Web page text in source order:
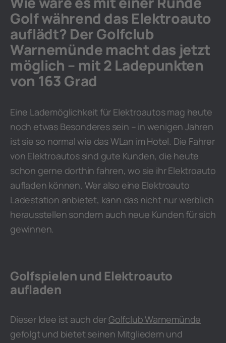
Golf während das Elektroauto
auflädt? Der Golfclub
Warnemünde macht das jetzt
möglich – mit 2 Ladepunkten
von 163 Grad
Eine Lademöglichkeit für Elektroautos mag heute
noch etwas Besonderes sein – in wenigen Jahren
ist sie so normal wie das WLan im Hotel. Die Fahrer
von Elektroautos sind gute Kunden, die heute
schon gerne dorthin fahren, wo sie ihr Elektroauto
aufladen können. Wer also eine Elektroauto
Ladestation anbietet, kann das nicht nur werblich
herausstellen sondern auch neue Kunden für sich
gewinnen.
Golfspielen und Elektroauto
aufladen
Dieser Idee ist auch derGolfclub Warnemünde
gefolgt und bietet seinen Mitgliedern und